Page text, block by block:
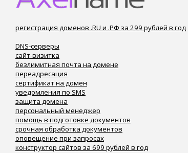
регистрация доменов .RU и .РФ за 299 рублей в год
DNS-серверы
сайт-визитка
безлимитная почта на домене
переадресация
сертификат на домен
уведомления по SMS
защита домена
персональный менеджер
помощь в подготовке документов
срочная обработка документов
оповещение при запросах
конструктор сайтов за 699 рублей в год